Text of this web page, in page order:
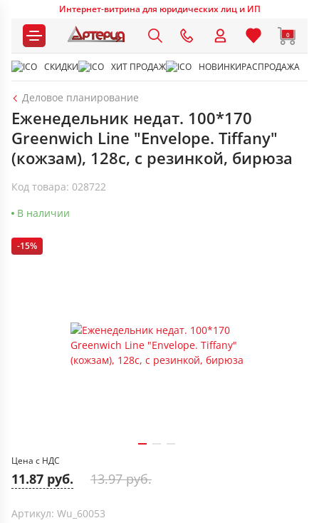
Интернет-витрина для юридических лиц и ИП
0
СКИДКИ ХИТ ПРОДАЖ НОВИНКИРАСПРОДАЖА
Деловое планирование
Еженедельник недат. 100*170
Greenwich Line "Envelope. Tiffany"
(кожзам), 128с, с резинкой, бирюза
Код товара: 028722
В наличии
-15%
Цена с НДС
11.87 руб. 13.97 руб.
Артикул: Wu_60053